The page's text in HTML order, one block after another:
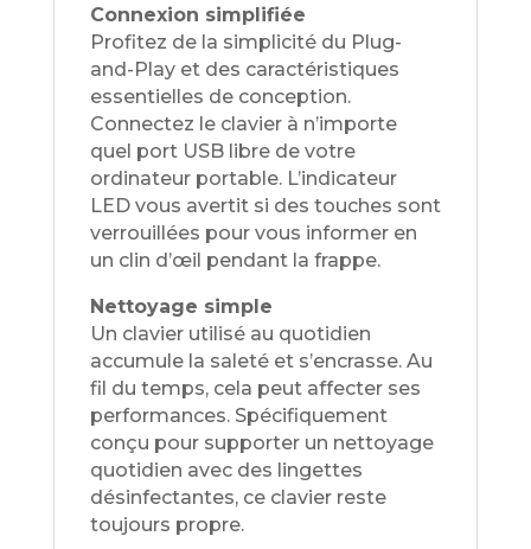
Connexion simplifiée
Profitez de la simplicité du Plug-
and-Play et des caractéristiques
essentielles de conception.
Connectez le clavier à n’importe
quel port USB libre de votre
ordinateur portable. L’indicateur
LED vous avertit si des touches sont
verrouillées pour vous informer en
un clin d’œil pendant la frappe.
Nettoyage simple
Un clavier utilisé au quotidien
accumule la saleté et s’encrasse. Au
fil du temps, cela peut affecter ses
performances. Spécifiquement
conçu pour supporter un nettoyage
quotidien avec des lingettes
désinfectantes, ce clavier reste
toujours propre.